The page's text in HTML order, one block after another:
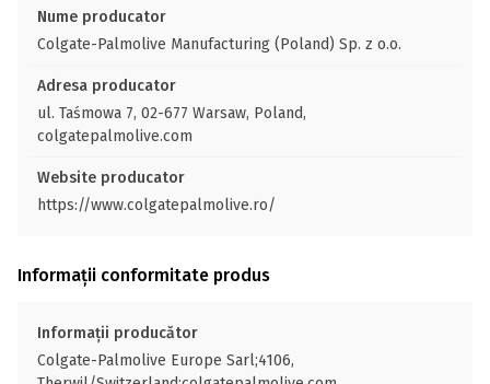
Nume producator
Colgate-Palmolive Manufacturing (Poland) Sp. z o.o.
Adresa producator
ul. Taśmowa 7, 02-677 Warsaw, Poland,
colgatepalmolive.com
Website producator
https://www.colgatepalmolive.ro/
Informații conformitate produs
Informații producător
Colgate-Palmolive Europe Sarl;4106,